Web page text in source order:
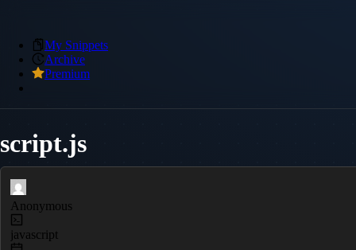
My Snippets
Archive
Premium
script.js
Anonymous
javascript